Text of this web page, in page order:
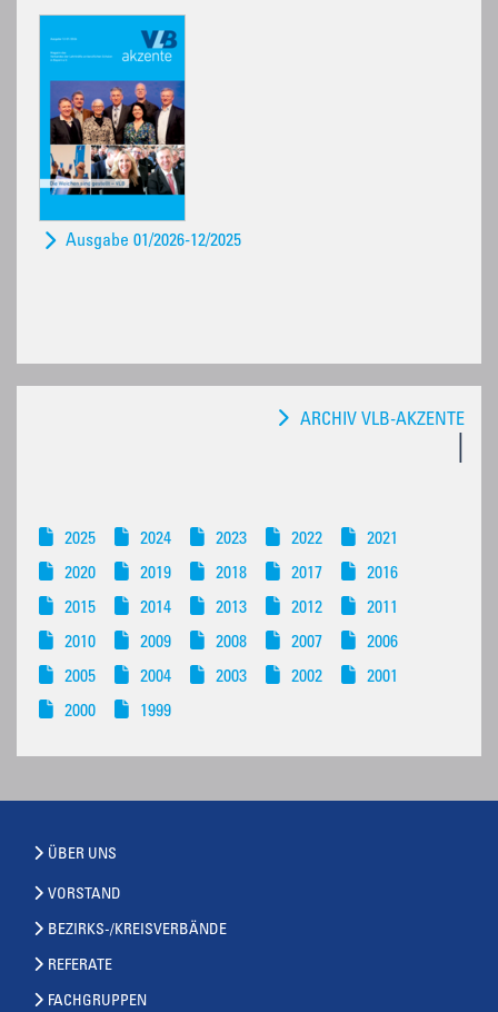
ARCHIV VLB-AKZENTE
2025 2024 2023 2022
2021
2020
2019 2018 2017
2016
2015
2014 2013 2012
2011
2010
2009 2008 2007
2006
2005
2004 2003 2002
2001
2000
1999
Ausgabe 01/2026-12/2025
ÜBER UNS
VORSTAND
BEZIRKS-/KREISVERBÄNDE
REFERATE
FACHGRUPPEN